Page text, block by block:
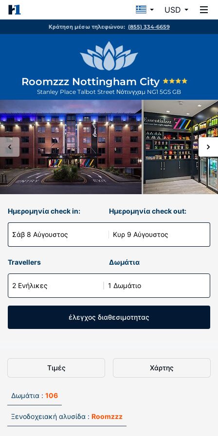
USD
Κράτηση μέσω τηλεφώνου: (855) 334-6659
Roomzzz Nottingham City
Stanley Place Talbot Street Νότινγχαμ NG1 5GS GB
Ημερομηνία check in:
Σάβ 8 Αύγουστος
Ημερομηνία check out:
Κυρ 9 Αύγουστος
Travellers Δωμάτια
2 Ενήλικες 1 Δωμάτιο
έλεγχος διαθεσιμοτητας
Τιμές Χάρτης
Δωμάτια : 106
Ξενοδοχειακή αλυσίδα : Roomzzz